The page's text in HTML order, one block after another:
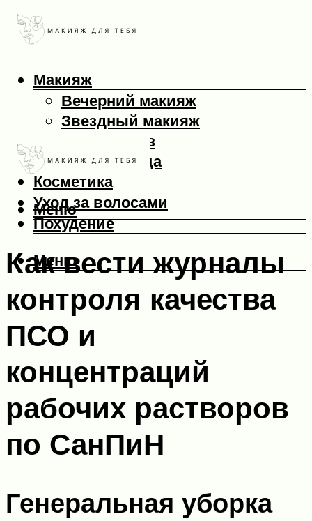
Макияж
Вечерний макияж
Звездный макияж
Макияж глаз
Макияж лица
Косметика
Уход за волосами
Похудение
Меню
Меню
Как вести журналы
контроля качества
ПСО и
концентраций
рабочих растворов
по СанПиН
Генеральная уборка